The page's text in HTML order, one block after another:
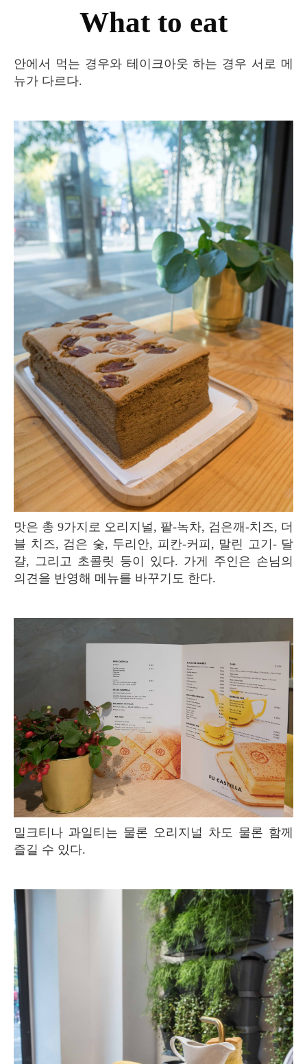
What to eat
안에서 먹는 경우와 테이크아웃 하는 경우 서로 메
뉴가 다르다.
맛은 총 9가지로 오리지널, 팥-녹차, 검은깨-치즈, 더
블 치즈, 검은 숯, 두리안, 피칸-커피, 말린 고기- 달
걀, 그리고 초콜릿 등이 있다. 가게 주인은 손님의
의견을 반영해 메뉴를 바꾸기도 한다.
밀크티나 과일티는 물론 오리지널 차도 물론 함께
즐길 수 있다.